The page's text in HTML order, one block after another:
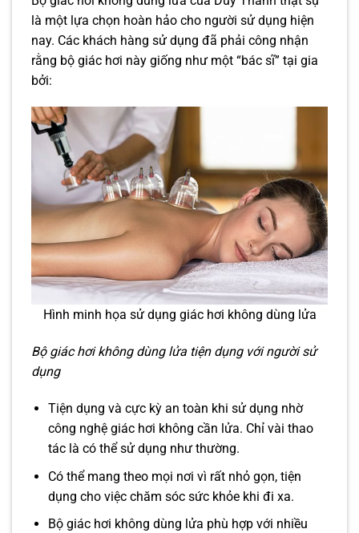
là một lựa chọn hoàn hảo cho người sử dụng hiện
nay. Các khách hàng sử dụng đã phải công nhận
rằng bộ giác hơi này giống như một “bác sĩ” tại gia
bởi:
Hình minh họa sử dụng giác hơi không dùng lửa
Bộ giác hơi không dùng lửa tiện dụng với người sử
dụng
Tiện dụng và cực kỳ an toàn khi sử dụng nhờ
công nghệ giác hơi không cần lửa. Chỉ vài thao
tác là có thể sử dụng như thường.
Có thể mang theo mọi nơi vì rất nhỏ gọn, tiện
dụng cho việc chăm sóc sức khỏe khi đi xa.
Bộ giác hơi không dùng lửa phù hợp với nhiều